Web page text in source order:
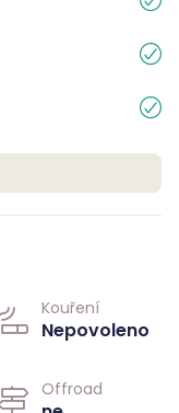
Kouření
Nepovoleno
Offroad